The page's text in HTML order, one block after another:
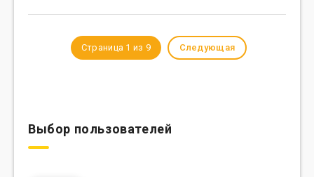
Страница 1 из 9 Следующая
Выбор пользователей